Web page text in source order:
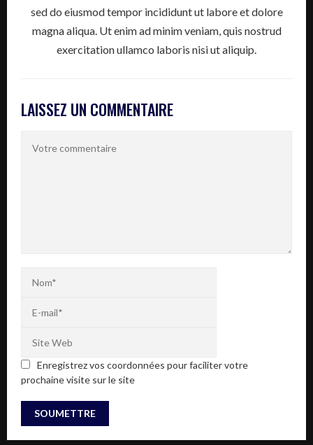
sed do eiusmod tempor incididunt ut labore et dolore
magna aliqua. Ut enim ad minim veniam, quis nostrud
exercitation ullamco laboris nisi ut aliquip.
LAISSEZ UN COMMENTAIRE
Enregistrez vos coordonnées pour faciliter votre
prochaine visite sur le site